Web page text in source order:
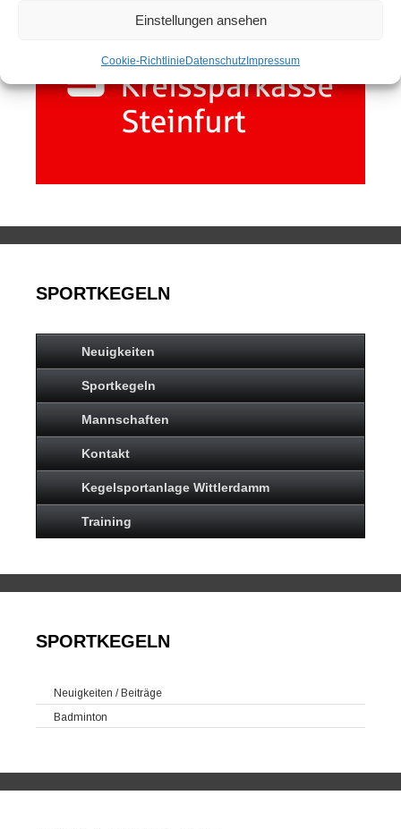
Einstellungen ansehen
Cookie-Richtlinie Datenschutz Impressum
SPORTKEGELN
Neuigkeiten
Sportkegeln
Mannschaften
Kontakt
Kegelsportanlage Wittlerdamm
Training
SPORTKEGELN
Neuigkeiten / Beiträge
Badminton